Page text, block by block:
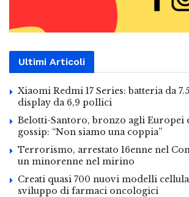
Ultimi Articoli
Xiaomi Redmi 17 Series: batteria da
display da 6,9 pollici
Belotti-Santoro, bronzo agli Europei
gossip: “Non siamo una coppia”
Terrorismo, arrestato 16enne nel
un minorenne nel mirino
Creati quasi 700 nuovi modelli
sviluppo di farmaci oncologici